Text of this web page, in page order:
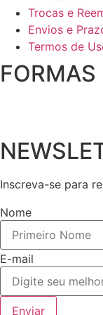
Trocas e
Envios e
Termos de
FORMAS
Inscreva-se para
Nome
E-mail
Enviar